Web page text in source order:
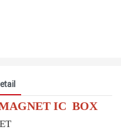
IC BOX